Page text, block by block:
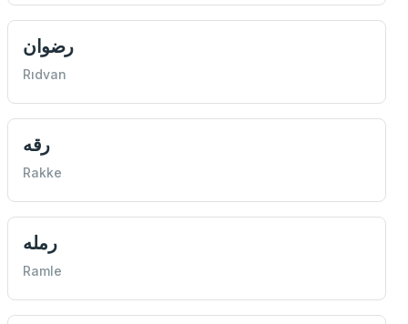
رضوان
Rıdvan
رقه
Rakke
رمله
Ramle